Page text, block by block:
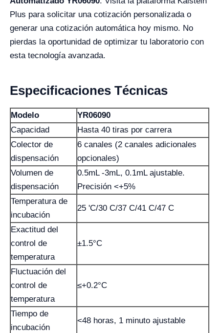
Plus para solicitar una cotización personalizada o
generar una cotización automática hoy mismo. No
pierdas la oportunidad de optimizar tu laboratorio con
esta tecnología avanzada.
Especificaciones Técnicas
Modelo
YR06090
Capacidad
Hasta 40 tiras por carrera
Colector de
dispensación
6 canales (2 canales adicionales
opcionales)
Volumen de
dispensación
0.5mL -3mL, 0.1mL ajustable.
Precisión <+5%
Temperatura de
incubación
25 'C/30 C/37 C/41 C/47 C
Exactitud del
control de
temperatura
±1.5°C
Fluctuación del
control de
temperatura
≤+0.2°C
Tiempo de
incubación
<48 horas, 1 minuto ajustable